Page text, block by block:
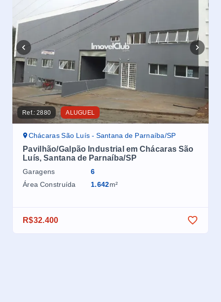
Ref.:2880 ALUGUEL
Chácaras São Luís - Santana de Parnaíba/SP
Pavilhão/Galpão Industrial em Chácaras São
Luís, Santana de Parnaíba/SP
Garagens
6
Área Construída
1.642m²
R$32.400